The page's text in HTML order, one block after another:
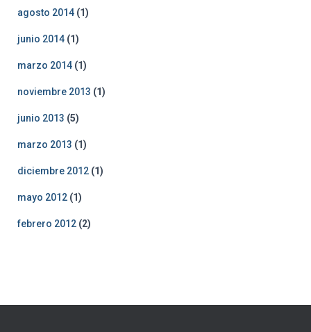
agosto 2014 (1)
junio 2014 (1)
marzo 2014 (1)
noviembre 2013 (1)
junio 2013 (5)
marzo 2013 (1)
diciembre 2012 (1)
mayo 2012 (1)
febrero 2012 (2)